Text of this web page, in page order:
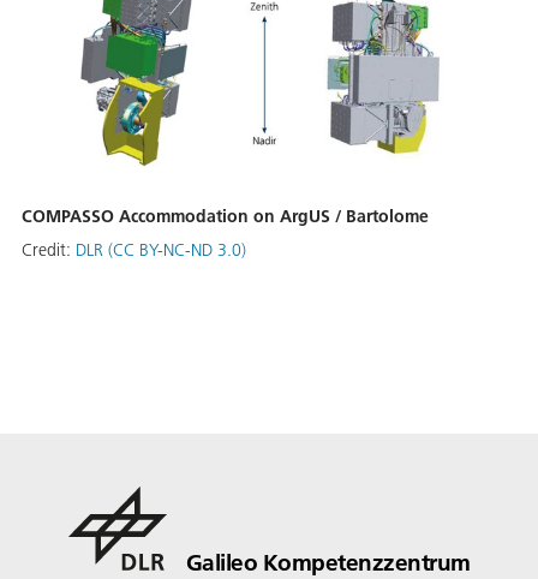
COMPASSO Accommodation on ArgUS / Bartolome
Credit: DLR (CC BY-NC-ND 3.0)
Galileo Kompetenzzentrum